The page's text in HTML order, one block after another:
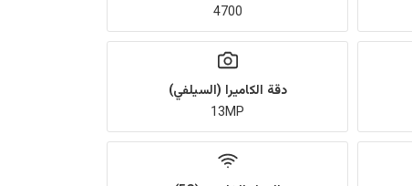
4700
دقة الكاميرا (السيلفي)
13MP